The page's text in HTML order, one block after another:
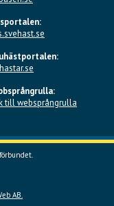
till websprångrulla
AB.